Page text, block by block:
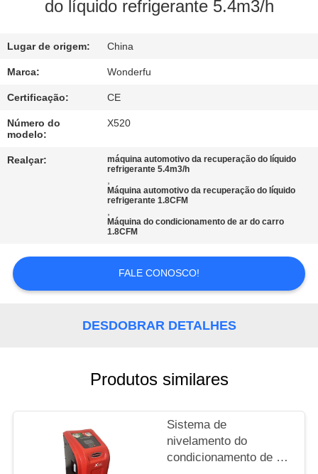
CONTROLE
QUALIDADE
CONTACTE-
NOS
PEÇA
MAPA
DO
do líquido refrigerante 5.4m3/h
Lugar de origem: China
Marca: Wonderfu
Certificação: CE
Número do
modelo:
X520
Realçar:
máquina automotivo da recuperação do líquido
refrigerante 5.4m3/h
,
Máquina automotivo da recuperação do líquido
refrigerante 1.8CFM
,
Máquina do condicionamento de ar do carro
1.8CFM
FALE CONOSCO!
DESDOBRAR DETALHES
Produtos similares
Sistema de
nivelamento do
condicionamento de ar